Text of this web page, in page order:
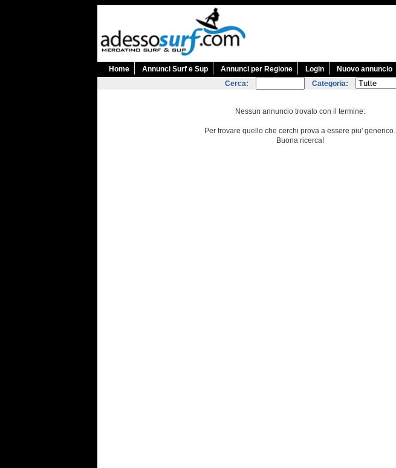
Home Annunci Surf e Sup Annunci per Regione Login Nuovo annuncio
Cerca:
Categoria:
Nessun annuncio trovato con il termine:
Per trovare quello che cerchi prova a essere piu' generico.
Buona ricerca!